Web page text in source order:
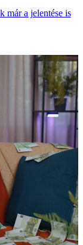
már a jelentése is